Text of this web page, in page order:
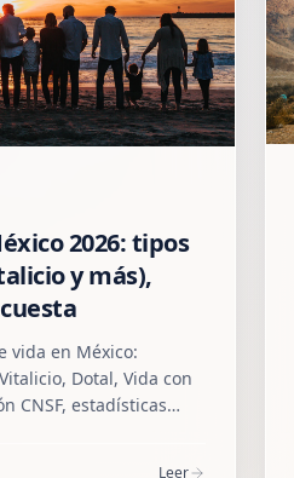
2026: tipos
y más),
vida en México:
Dotal, Vida con
CNSF, estadísticas
Leer